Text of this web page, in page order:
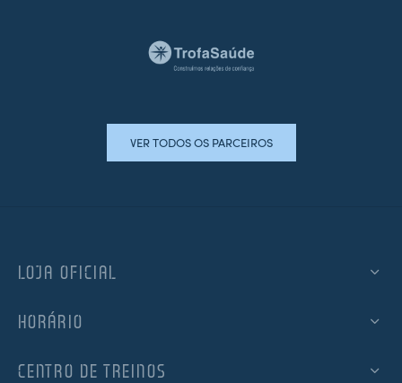
VER TODOS OS PARCEIROS
LOJA OFICIAL
HORÁRIO
CENTRO DE TREINOS